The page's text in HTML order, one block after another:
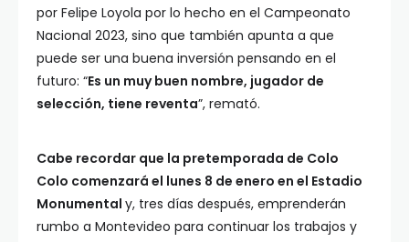
por Felipe Loyola por lo hecho en el Campeonato
Nacional 2023, sino que también apunta a que
puede ser una buena inversión pensando en el
futuro: “Es un muy buen nombre, jugador de
selección, tiene reventa”, remató.
Cabe recordar que la pretemporada de Colo
Colo comenzará el lunes 8 de enero en el Estadio
Monumental y, tres días después, emprenderán
rumbo a Montevideo para continuar los trabajos y